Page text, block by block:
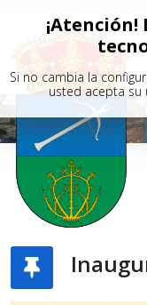
¡Atención!
Si no cambia la
usted acepta su